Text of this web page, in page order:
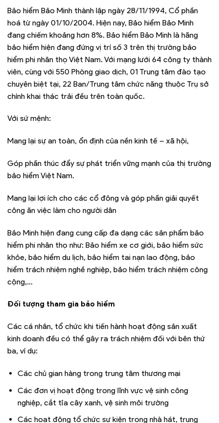
Bảo hiểm Bảo Minh thành lập ngày 28/11/1994, Cổ phần
hoá từ ngày 01/10/2004. Hiện nay, Bảo hiểm Bảo Minh
đang chiếm khoảng hơn 8%. Bảo hiểm Bảo Minh là hãng
bảo hiểm hiện đang đứng vị trí số 3 trên thị trường bảo
hiểm phi nhân thọ Việt Nam. Với mạng lưới 64 công ty thành
viên, cùng với 550 Phòng giao dịch, 01 Trung tâm đào tạo
chuyên biệt tại, 22 Ban/Trung tâm chức năng thuộc Trụ sở
chính khai thác trải đều trên toàn quốc.
Với sứ mệnh:
Mang lại sự an toàn, ổn định của nền kinh tế – xã hội,
Góp phần thúc đẩy sự phát triển vững mạnh của thị trường
bảo hiểm Việt Nam.
Mang lại lợi ích cho các cổ đông và góp phần giải quyết
công ăn việc làm cho người dân
Bảo Minh hiện đang cung cấp đa dạng các sản phẩm bảo
hiểm phi nhân thọ như: Bảo hiểm xe cơ giới, bảo hiểm sức
khỏe, bảo hiểm du lịch, bảo hiểm tai nạn lao động, bảo
hiểm trách nhiệm nghề nghiệp, bảo hiểm trách nhiệm công
cộng,…
Đối tượng tham gia bảo hiểm
Các cá nhân, tổ chức khi tiến hành hoạt động sản xuất
kinh doanh đều có thể gây ra trách nhiệm đối với bên thứ
ba, ví dụ:
Các chủ gian hàng trong trung tâm thương mại
Các đơn vị hoạt động trong lĩnh vực vệ sinh công
nghiệp, cắt tỉa cây xanh, vệ sinh môi trường
Các hoạt động tổ chức sự kiện trong nhà hát, trung